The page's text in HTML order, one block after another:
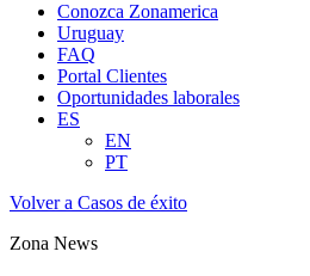
Conozca Zonamerica
Uruguay
FAQ
Portal Clientes
Oportunidades laborales
ES
EN
PT
Volver a Casos de éxito
Zona News